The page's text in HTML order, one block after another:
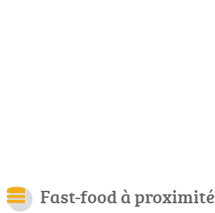
Fast-food à proximité